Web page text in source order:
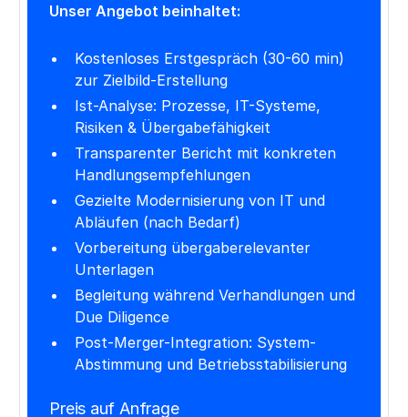
Unser Angebot beinhaltet:
Kostenloses Erstgespräch (30-60 min)
zur Zielbild-Erstellung
Ist-Analyse: Prozesse, IT-Systeme,
Risiken & Übergabefähigkeit
Transparenter Bericht mit konkreten
Handlungsempfehlungen
Gezielte Modernisierung von IT und
Abläufen (nach Bedarf)
Vorbereitung übergaberelevanter
Unterlagen
Begleitung während Verhandlungen und
Due Diligence
Post-Merger-Integration: System-
Abstimmung und Betriebsstabilisierung
Preis auf Anfrage